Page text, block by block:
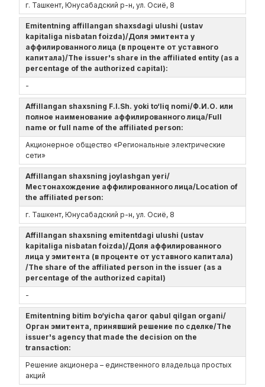
г. Ташкент, Юнусабадский р-н, ул. Осиё, 8
Emitentning affillangan shaxsdagi ulushi (ustav
kapitaliga nisbatan foizda)/Доля эмитента у
аффилированного лица (в проценте от уставного
капитала)/The issuer's share in the affiliated entity (as a
percentage of the authorized capital):
-
Affillangan shaxsning F.I.Sh. yoki to‘liq nomi/Ф.И.О. или
полное наименование аффилированного лица/Full
name or full name of the affiliated person:
Акционерное общество «Региональные электрические
сети»
Affillangan shaxsning joylashgan yeri/
Местонахождение аффилированного лица/Location of
the affiliated person:
г. Ташкент, Юнусабадский р-н, ул. Осиё, 8
Affillangan shaxsning emitentdagi ulushi (ustav
kapitaliga nisbatan foizda)/Доля аффилированного
лица у эмитента (в проценте от уставного капитала)
/The share of the affiliated person in the issuer (as a
percentage of the authorized capital)
-
Emitentning bitim bo‘yicha qaror qabul qilgan organi/
Орган эмитента, принявший решение по сделке/The
issuer's agency that made the decision on the
transaction:
Решение акционера – единственного владельца простых
акций